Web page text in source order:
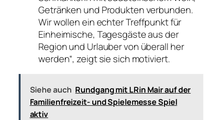
Getränken und Produkten verbunden.
Wir wollen ein echter Treffpunkt für
Einheimische, Tagesgäste aus der
Region und Urlauber von überall her
werden“, zeigt sie sich motiviert.
Siehe auch Rundgang mit LRin Mair auf der
Familienfreizeit- und Spielemesse Spiel
aktiv